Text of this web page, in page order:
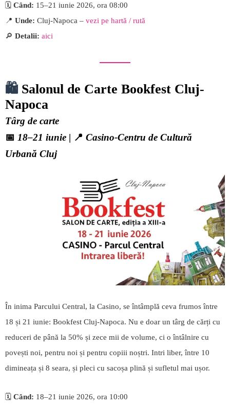
🗓️ Când: 15–21 iunie 2026, ora 08:00
📍 Unde: Cluj-Napoca – vezi pe hartă / rută
🔎 Detalii: aici
🛍️ Salonul de Carte Bookfest Cluj-
Napoca
Târg de carte
📅 18–21 iunie | 📍 Casino-Centru de Cultură
Urbană Cluj
În inima Parcului Central, la Casino, se întâmplă ceva frumos între
18 și 21 iunie: Bookfest Cluj-Napoca. Nu e doar un târg de cărți cu
reduceri de până la 50% și zece mii de volume, ci o întâlnire cu
povești noi, pentru noi și pentru copiii noștri. Intri liber, între 10
dimineața și 8 seara, și pleci cu sacoșa plină și sufletul mai ușor.
🗓️ Când: 18–21 iunie 2026, ora 10:00